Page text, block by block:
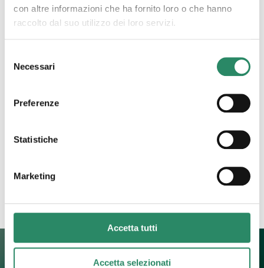
con altre informazioni che ha fornito loro o che hanno
raccolto dal suo utilizzo dei loro servizi.
delNecessari
Preferenze
Statistiche
Marketing
Accetta tutti
Accetta selezionati
19 Dicembre 2024
bastardo ma intanto già andato”, così iniziava la
Leggi tutto